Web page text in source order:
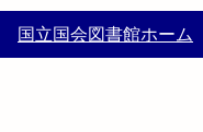
国立国会図書館ホーム